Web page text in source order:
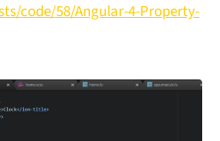
code/58/Angular-4-Property-